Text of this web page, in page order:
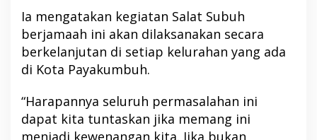
Ia mengatakan kegiatan Salat Subuh
berjamaah ini akan dilaksanakan secara
berkelanjutan di setiap kelurahan yang ada
di Kota Payakumbuh.
“Harapannya seluruh permasalahan ini
dapat kita tuntaskan jika memang ini
menjadi kewenangan kita. Jika bukan